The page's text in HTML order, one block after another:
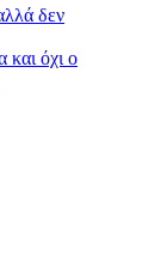
δεν
και όχι ο